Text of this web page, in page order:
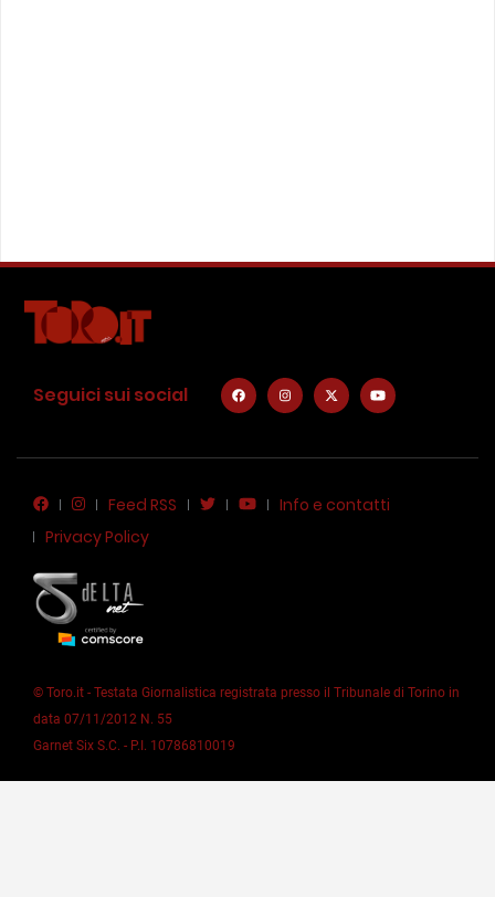
Seguici sui social
Feed RSS
Info e contatti
Privacy Policy
© Toro.it - Testata Giornalistica registrata presso il Tribunale di Torino in
data 07/11/2012 N. 55
Garnet Six S.C. - P.I. 10786810019